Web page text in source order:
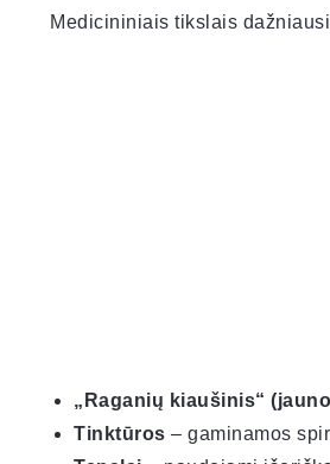
Medicininiais tikslais
„Raganių kiaušinis“
Tinktūros – gaminamos